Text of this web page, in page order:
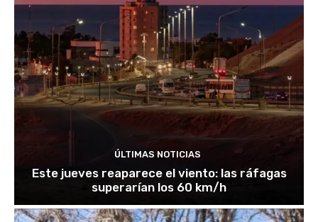
ÚLTIMAS NOTICIAS
Este jueves reaparece el viento: las ráfagas
superarían los 60 km/h